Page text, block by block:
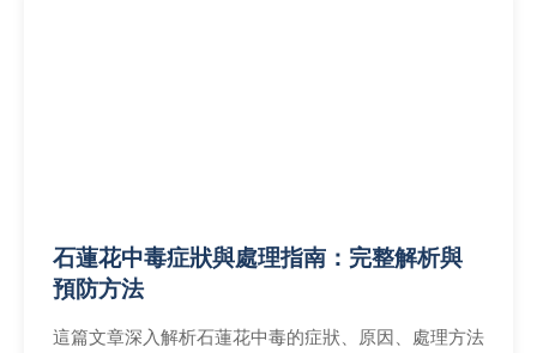
石蓮花中毒症狀與處理指南：完整解析與
預防方法
這篇文章深入解析石蓮花中毒的症狀、原因、處理方法